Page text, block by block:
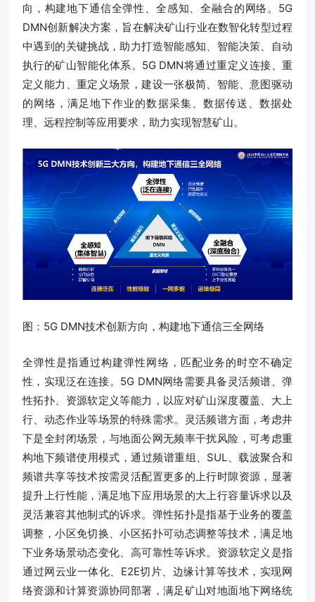
向，构建地下通信全弹性、全感知、全融合的网络。5G
DMN创新解决方案，旨在解决矿山行业在数智化转型过程
中遇到的关键挑战，助力打造智能感知、智能决策、自动
执行的矿山智能化体系。5G DMN将通过重定义连接、重
定义能力、重定义场景，建设一张极简、智能、意图驱动
的网络，满足地下作业的数据采集、数据传送、数据处
理、远程控制等应用要求，助力实现智慧矿山。
图：5G DMN技术创新方向，构建地下通信三全网络
全弹性是指通过构建弹性网络，匹配业务的时空不确定
性，实现泛在连接。5G DMN网络需要具备灵活频谱、弹
性拓扑、资源软定义等能力，以应对矿山深度覆盖、大上
行、动态作业等场景的特殊需求。灵活频谱方面，考虑井
下是全封闭场景，与地面公网无频率干扰风险，可考虑重
构地下频谱使用模式，通过频谱重组、SUL、载波聚合和
频谱共享等技术按需灵活配置更多的上行时隙资源，显著
提升上行性能，满足地下应用场景的大上行容量诉求以及
灵活兼容其他制式的诉求。弹性拓扑是指基于业务的覆盖
调整，小区免切换、小区拓扑可动态调整等技术，满足地
下业务场景动态变化、高可靠性等诉求。资源软定义是指
通过网云业一体化、E2E切片、边缘计算等技术，实现网
络资源和计算资源协同部署，满足矿山对地面地下网络统